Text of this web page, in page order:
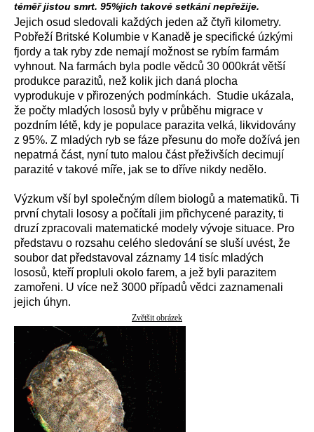
téměř jistou smrt. 95%jich takové setkání nepřežije.
Jejich osud sledovali každých jeden až čtyři kilometry.
Pobřeží Britské Kolumbie v Kanadě je specifické úzkými
fjordy a tak ryby zde nemají možnost se rybím farmám
vyhnout. Na farmách byla podle vědců 30 000krát větší
produkce parazitů, než kolik jich daná plocha
vyprodukuje v přirozených podmínkách. Studie ukázala,
že počty mladých lososů byly v průběhu migrace v
pozdním létě, kdy je populace parazita velká, likvidovány
z 95%. Z mladých ryb se fáze přesunu do moře dožívá jen
nepatrná část, nyní tuto malou část přeživších decimují
parazité v takové míře, jak se to dříve nikdy nedělo.
Výzkum vší byl společným dílem biologů a matematiků. Ti
první chytali lososy a počítali jim přichycené parazity, ti
druzí zpracovali matematické modely vývoje situace. Pro
představu o rozsahu celého sledování se sluší uvést, že
soubor dat představoval záznamy 14 tisíc mladých
lososů, kteří propluli okolo farem, a jež byli parazitem
zamořeni. U více než 3000 případů vědci zaznamenali
jejich úhyn.
Zvětšit obrázek